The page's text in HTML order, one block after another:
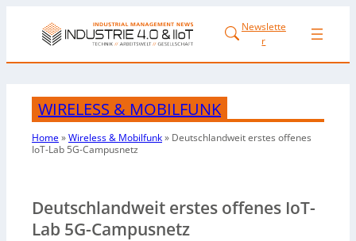
Newslette
r
WIRELESS & MOBILFUNK
Home»Wireless & Mobilfunk» Deutschlandweit erstes offenes
IoT-Lab 5G-Campusnetz
Deutschlandweit erstes offenes IoT-
Lab 5G-Campusnetz